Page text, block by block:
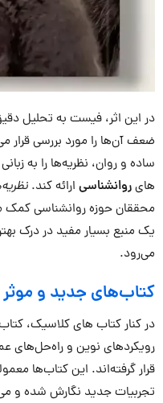
در این اثر، فیست به تحلیل
ضعف آن‌ها را مورد بررسی
ساده و روان، نظریه‌ها را به
هایروانشناسی ارائه کند.
محققان حوزه روانشناسی کمک
یک منبع بسیار مفید در درک
می‌رود.
کتاب‌های جدید و موثر
در کنار کتاب های کلاسیک،
رویکردهای نوین و راه‌حل‌های
قرار گرفته‌اند. این کتاب‌ها
تجربیات جدید نگارش شده و